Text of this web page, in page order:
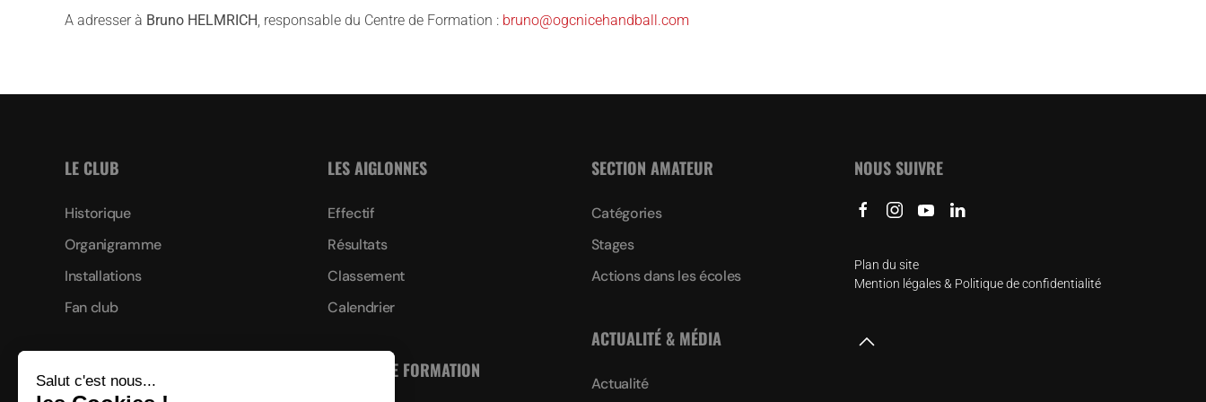
A adresser à Bruno HELMRICH, responsable du Centre de Formation : bruno@ogcnicehandball.com
LE CLUB
Historique
Organigramme
Installations
Fan club
Contact
LES AIGLONNES
Effectif
Résultats
Classement
Calendrier
CENTRE DE FORMATION
SECTION AMATEUR
Catégories
Stages
Actions dans les écoles
ACTUALITÉ & MÉDIA
Actualité
NOUS SUIVRE
Plan du site
Mention légales & Politique de confidentialité